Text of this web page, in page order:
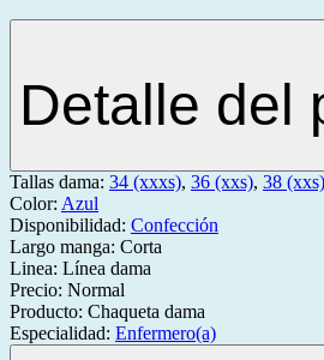
Detalle del
Tallas dama: 34 (xxxs), 36 (xxs), 38 (xxs)
Color: Azul
Disponibilidad: Confección
Largo manga: Corta
Linea: Línea dama
Precio: Normal
Producto: Chaqueta dama
Especialidad: Enfermero(a)